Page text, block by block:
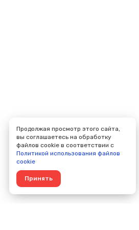
Продолжая просмотр этого сайта,
вы соглашаетесь на обработку
файлов cookie в соответствии с
Политикой использования файлов
cookie
Принять